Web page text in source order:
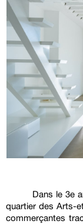
Dans le 3e
quartier des Arts-
commerçantes